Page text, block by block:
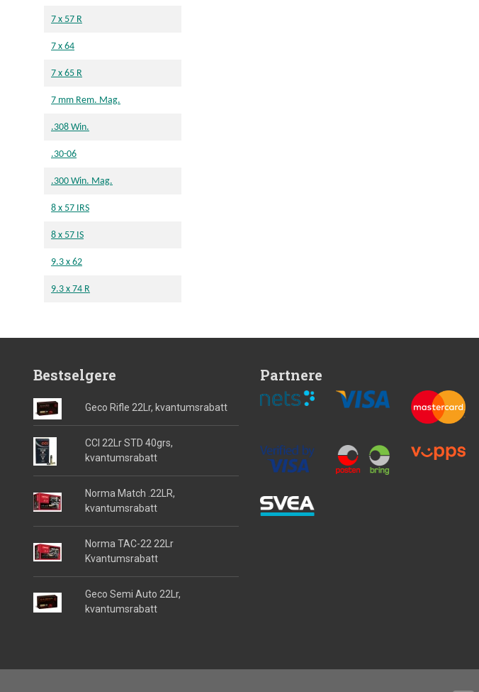
7 x 57 R
7 x 64
7 x 65 R
7 mm Rem. Mag.
.308 Win.
.30-06
.300 Win. Mag.
8 x 57 IRS
8 x 57 IS
9.3 x 62
9.3 x 74 R
Bestselgere
Geco Rifle 22Lr, kvantumsrabatt
CCI 22Lr STD 40grs,
kvantumsrabatt
Norma Match .22LR,
kvantumsrabatt
Norma TAC-22 22Lr
Kvantumsrabatt
Geco Semi Auto 22Lr,
kvantumsrabatt
Partnere